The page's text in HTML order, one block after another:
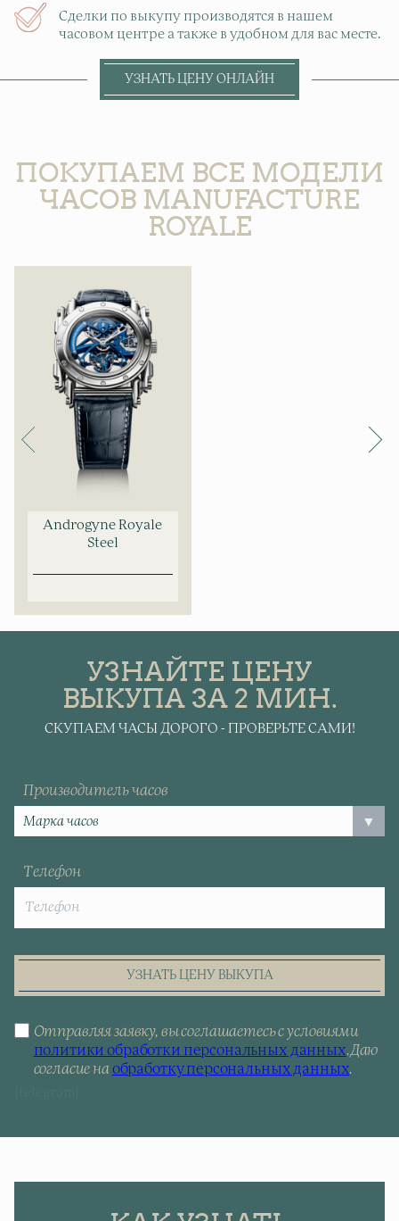
Сделки по выкупу производятся в нашем
часовом центре а также в удобном для вас месте.
УЗНАТЬ ЦЕНУ ОНЛАЙН
ПОКУПАЕМ ВСЕ МОДЕЛИ
ЧАСОВ MANUFACTURE
ROYALE
Androgyne Royale
Steel
УЗНАЙТЕ ЦЕНУ
ВЫКУПА ЗА 2 МИН.
СКУПАЕМ ЧАСЫ ДОРОГО - ПРОВЕРЬТЕ САМИ!
Производитель часов
Телефон
УЗНАТЬ ЦЕНУ ВЫКУПА
Отправляя заявку, вы соглашаетесь с условиями
политики обработки персональных данных.Даю
согласие наобработку персональных данных.